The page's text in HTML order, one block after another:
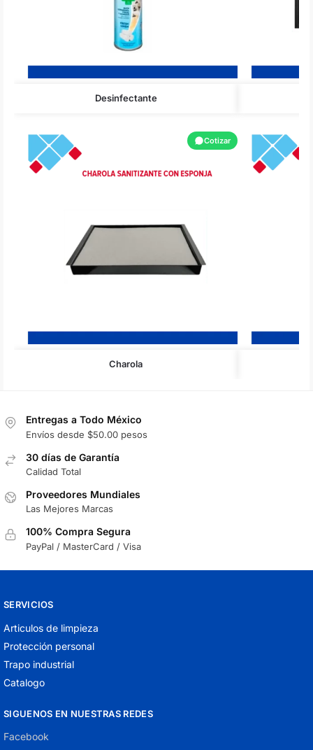
Desinfectante
Cotizar
Charola
Entregas a Todo México
Envíos desde $50.00 pesos
30 días de Garantía
Calidad Total
Proveedores Mundiales
Las Mejores Marcas
100% Compra Segura
PayPal / MasterCard / Visa
SERVICIOS
Articulos de limpieza
Protección personal
Trapo industrial
Catalogo
SIGUENOS EN NUESTRAS REDES
Facebook